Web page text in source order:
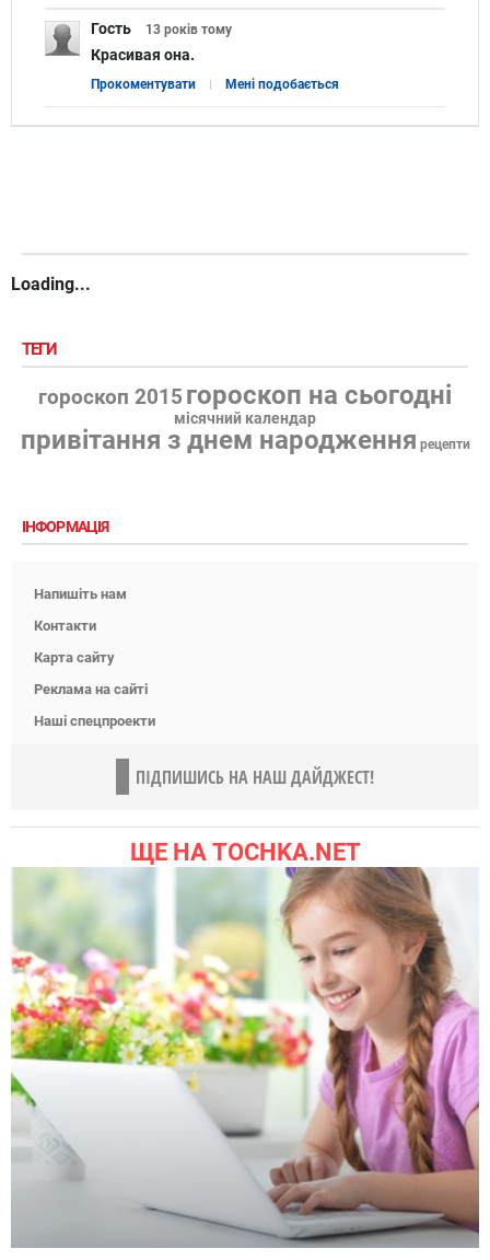
Гость 13 років тому
Красивая она.
Прокоментувати Мені подобається
Loading...
ТЕГИ
гороскоп 2015 гороскоп на сьогодні
місячний календар
привітання з днем народження рецепти
ІНФОРМАЦІЯ
Напишіть нам
Контакти
Карта сайту
Реклама на сайті
Наші спецпроекти
ПІДПИШИСЬ НА НАШ ДАЙДЖЕСТ!
ЩЕ НА TOCHKA.NET